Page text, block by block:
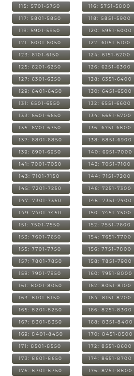
115: 5701-5750 116: 5751-5800
117: 5801-5850 118: 5851-5900
119: 5901-5950 120: 5951-6000
121: 6001-6050 122: 6051-6100
123: 6101-6150 124: 6151-6200
125: 6201-6250 126: 6251-6300
127: 6301-6350 128: 6351-6400
129: 6401-6450 130: 6451-6500
131: 6501-6550 132: 6551-6600
133: 6601-6650 134: 6651-6700
135: 6701-6750 136: 6751-6800
137: 6801-6850 138: 6851-6900
139: 6901-6950 140: 6951-7000
141: 7001-7050 142: 7051-7100
143: 7101-7150 144: 7151-7200
145: 7201-7250 146: 7251-7300
147: 7301-7350 148: 7351-7400
149: 7401-7450 150: 7451-7500
151: 7501-7550 152: 7551-7600
153: 7601-7650 154: 7651-7700
155: 7701-7750 156: 7751-7800
157: 7801-7850 158: 7851-7900
159: 7901-7950 160: 7951-8000
161: 8001-8050 162: 8051-8100
163: 8101-8150 164: 8151-8200
165: 8201-8250 166: 8251-8300
167: 8301-8350 168: 8351-8400
169: 8401-8450 170: 8451-8500
171: 8501-8550 172: 8551-8600
173: 8601-8650 174: 8651-8700
175: 8701-8750 176: 8751-8800